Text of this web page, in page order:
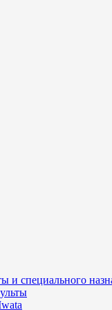
и специального